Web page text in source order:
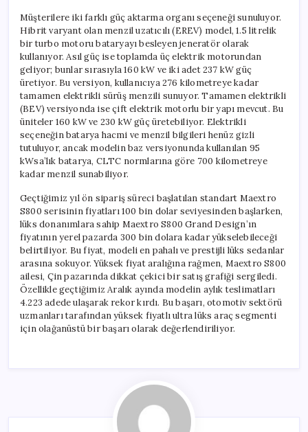
Müşterilere iki farklı güç aktarma organı seçeneği sunuluyor.
Hibrit varyant olan menzil uzatıcılı (EREV) model, 1.5 litrelik
bir turbo motoru bataryayı besleyen jeneratör olarak
kullanıyor. Asıl güç ise toplamda üç elektrik motorundan
geliyor; bunlar sırasıyla 160 kW ve iki adet 237 kW güç
üretiyor. Bu versiyon, kullanıcıya 276 kilometreye kadar
tamamen elektrikli sürüş menzili sunuyor. Tamamen elektrikli
(BEV) versiyonda ise çift elektrik motorlu bir yapı mevcut. Bu
üniteler 160 kW ve 230 kW güç üretebiliyor. Elektrikli
seçeneğin batarya hacmi ve menzil bilgileri henüz gizli
tutuluyor, ancak modelin baz versiyonunda kullanılan 95
kWsa’lık batarya, CLTC normlarına göre 700 kilometreye
kadar menzil sunabiliyor.
Geçtiğimiz yıl ön sipariş süreci başlatılan standart Maextro
S800 serisinin fiyatları 100 bin dolar seviyesinden başlarken,
lüks donanımlara sahip Maextro S800 Grand Design’ın
fiyatının yerel pazarda 300 bin dolara kadar yükselebileceği
belirtiliyor. Bu fiyat, modeli en pahalı ve prestijli lüks sedanlar
arasına sokuyor. Yüksek fiyat aralığına rağmen, Maextro S800
ailesi, Çin pazarında dikkat çekici bir satış grafiği sergiledi.
Özellikle geçtiğimiz Aralık ayında modelin aylık teslimatları
4.223 adede ulaşarak rekor kırdı. Bu başarı, otomotiv sektörü
uzmanları tarafından yüksek fiyatlı ultra lüks araç segmenti
için olağanüstü bir başarı olarak değerlendiriliyor.